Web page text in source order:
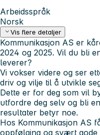
Arbeidsspråk
Norsk
Vis flere detaljer
Kommunikasjon AS er
2024 og 2025. Vil du bli
leverer?
Vi vokser videre og ser
driv og vilje til å utvikle
Dette er for deg som vil
utfordre deg selv og bli
resultater betyr noe.
Hos Kommunikasjon AS
oppfølging og svært gode